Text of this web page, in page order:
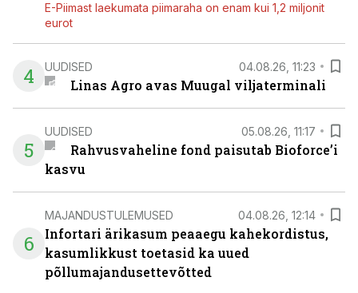
E-Piimast laekumata piimaraha on enam kui 1,2 miljonit
eurot
4 UUDISED 04.08.26, 11:23
Linas Agro avas Muugal viljaterminali
5
UUDISED 05.08.26, 11:17
Rahvusvaheline fond paisutab Bioforce’i
kasvu
6
MAJANDUSTULEMUSED 04.08.26, 12:14
Infortari ärikasum peaaegu kahekordistus,
kasumlikkust toetasid ka uued
põllumajandusettevõtted